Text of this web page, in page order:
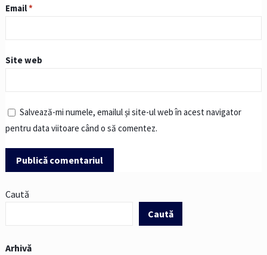
Email*
Site web
Salvează-mi numele, emailul și site-ul web în acest navigator
pentru data viitoare când o să comentez.
Caută
Caută
Arhivă